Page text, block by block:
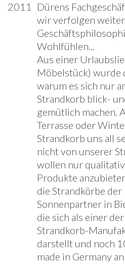
2011
Dürens
wir verfolgen
Wohlfühlen...
Aus einer
Möbelstück) wurde
warum es sich nur
Strandkorb blick-
gemütlich machen.
Terrasse oder
Strandkorb uns all
nicht von unserer
wollen nur
Produkte
die Strandkörbe der
Sonnenpartner in
die sich als einer
Strandkorb-
darstellt und noch
made in Germany